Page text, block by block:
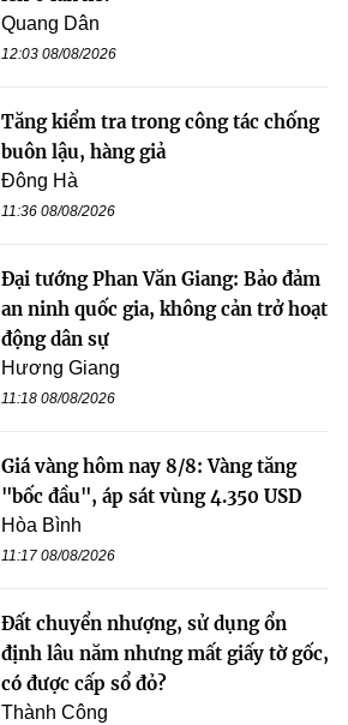
Quang Dân
12:03 08/08/2026
Tăng kiểm tra trong công tác chống
buôn lậu, hàng giả
Đông Hà
11:36 08/08/2026
Đại tướng Phan Văn Giang: Bảo đảm
an ninh quốc gia, không cản trở hoạt
động dân sự
Hương Giang
11:18 08/08/2026
Giá vàng hôm nay 8/8: Vàng tăng
"bốc đầu", áp sát vùng 4.350 USD
Hòa Bình
11:17 08/08/2026
Đất chuyển nhượng, sử dụng ổn
định lâu năm nhưng mất giấy tờ gốc,
có được cấp sổ đỏ?
Thành Công